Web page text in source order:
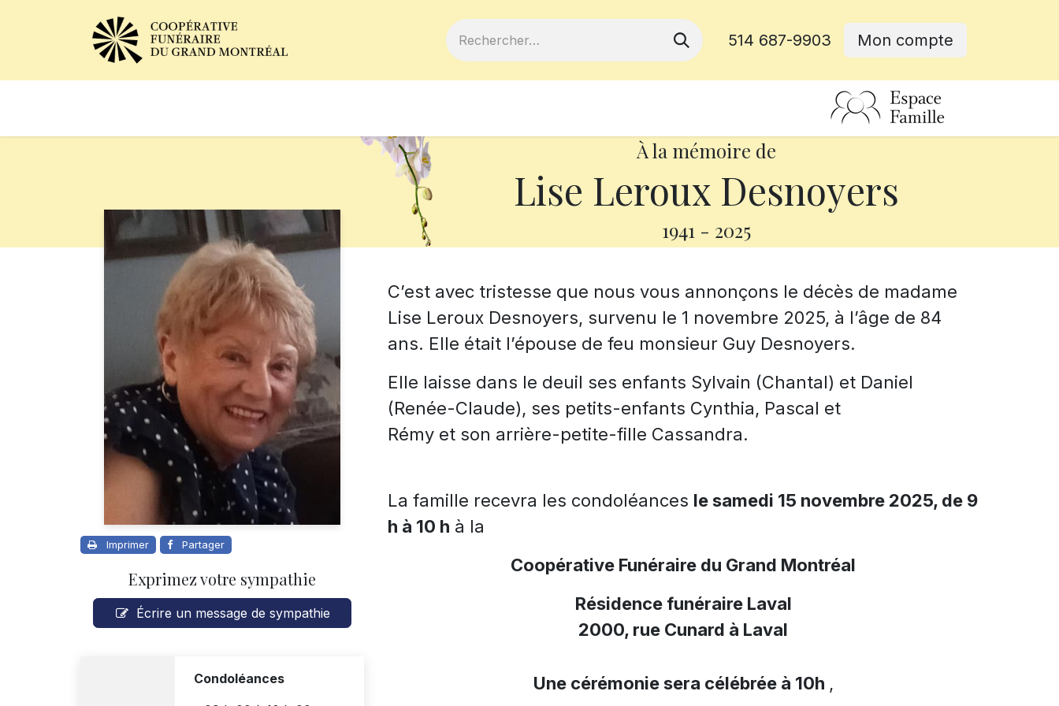
514 687-9903 Mon compte
À la mémoire de
Lise Leroux Desnoyers
1941 - 2025
Imprimer Partager
Exprimez votre sympathie
Écrire un message de sympathie
Condoléances
C’est avec tristesse que nous vous annonçons le décès de madame
Lise Leroux Desnoyers, survenu le 1 novembre 2025, à l’âge de 84
ans. Elle était l’épouse de feu monsieur Guy Desnoyers.
Elle laisse dans le deuil ses enfants Sylvain (Chantal) et Daniel
(Renée-Claude), ses petits-enfants Cynthia, Pascal et
Rémy et son arrière-petite-fille Cassandra.
La famille recevra les condoléances le samedi 15 novembre 2025, de 9
h à 10 h à la
Coopérative Funéraire du Grand Montréal
Résidence funéraire Laval
2000, rue Cunard à Laval
Une cérémonie sera célébrée à 10h ,